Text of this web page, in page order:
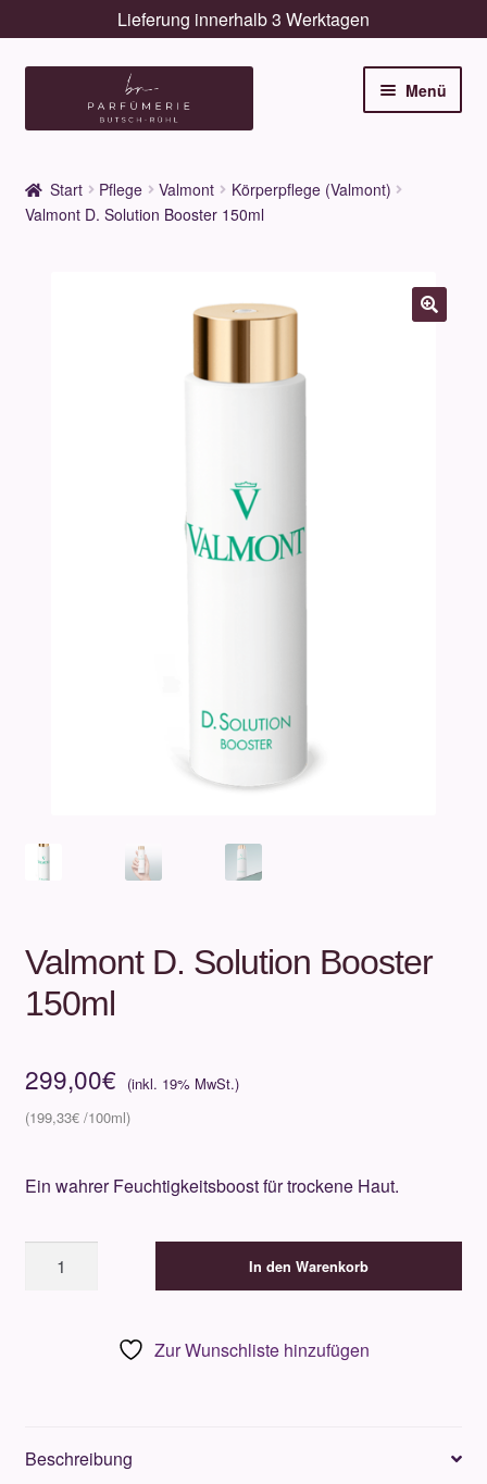
Lieferung innerhalb 3 Werktagen
Navigation
springen
springen
Menü
Pflege
öffnen
Start Pflege Valmont
Körperpflege (Valmont)
Valmont D. Solution Booster 150ml
Valmont D. Solution Booster
150ml
299,00€
199,33€
Ein wahrer Feuchtigkeitsboost für trockene Haut.
In den Warenkorb
Zur Wunschliste hinzufügen
Beschreibung